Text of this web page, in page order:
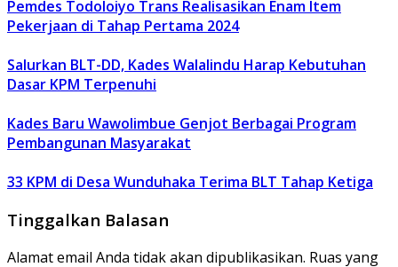
Pemdes Todoloiyo Trans Realisasikan Enam Item
Pekerjaan di Tahap Pertama 2024
Salurkan BLT-DD, Kades Walalindu Harap Kebutuhan
Dasar KPM Terpenuhi
Kades Baru Wawolimbue Genjot Berbagai Program
Pembangunan Masyarakat
33 KPM di Desa Wunduhaka Terima BLT Tahap Ketiga
Tinggalkan Balasan
Alamat email Anda tidak akan dipublikasikan. Ruas yang